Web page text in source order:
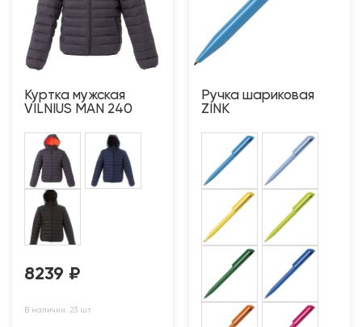
Куртка мужская
VILNIUS MAN 240
8239 ₽
В наличии: 23 шт
Ручка шариковая
ZINK